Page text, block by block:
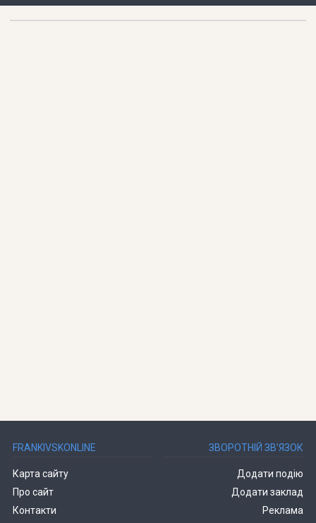
FRANKIVSKONLINE
Карта сайту
Про сайт
Контакти
ЗВОРОТНІЙ ЗВ’ЯЗОК
Додати подію
Додати заклад
Реклама